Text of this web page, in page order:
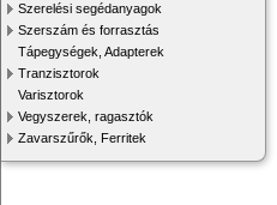
Szerelési segédanyagok
Szerszám és forrasztás
Tápegységek, Adapterek
Tranzisztorok
Varisztorok
Vegyszerek, ragasztók
Zavarszűrők, Ferritek